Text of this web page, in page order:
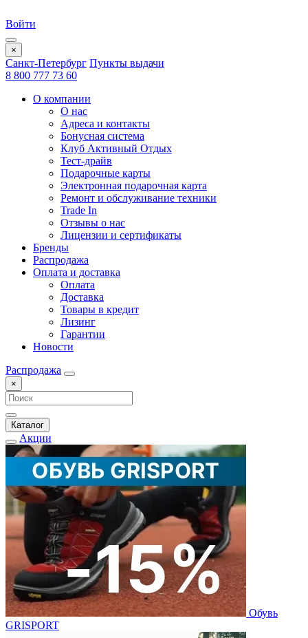
Войти
×
Санкт-Петербург Пункты выдачи
8 800 777 73 60
О компании
О нас
Адреса и контакты
Бонусная система
Клуб Активный Отдых
Тест-драйв
Подарочные карты
Электронная подарочная карта
Ремонт и обслуживание техники
Trade In
Отзывы о нас
Лицензии и сертификаты
Бренды
Распродажа
Оплата и доставка
Оплата
Доставка
Товары в кредит
Лизинг
Гарантии
Новости
Распродажа
×
Каталог
Акции
Обувь
GRISPORT